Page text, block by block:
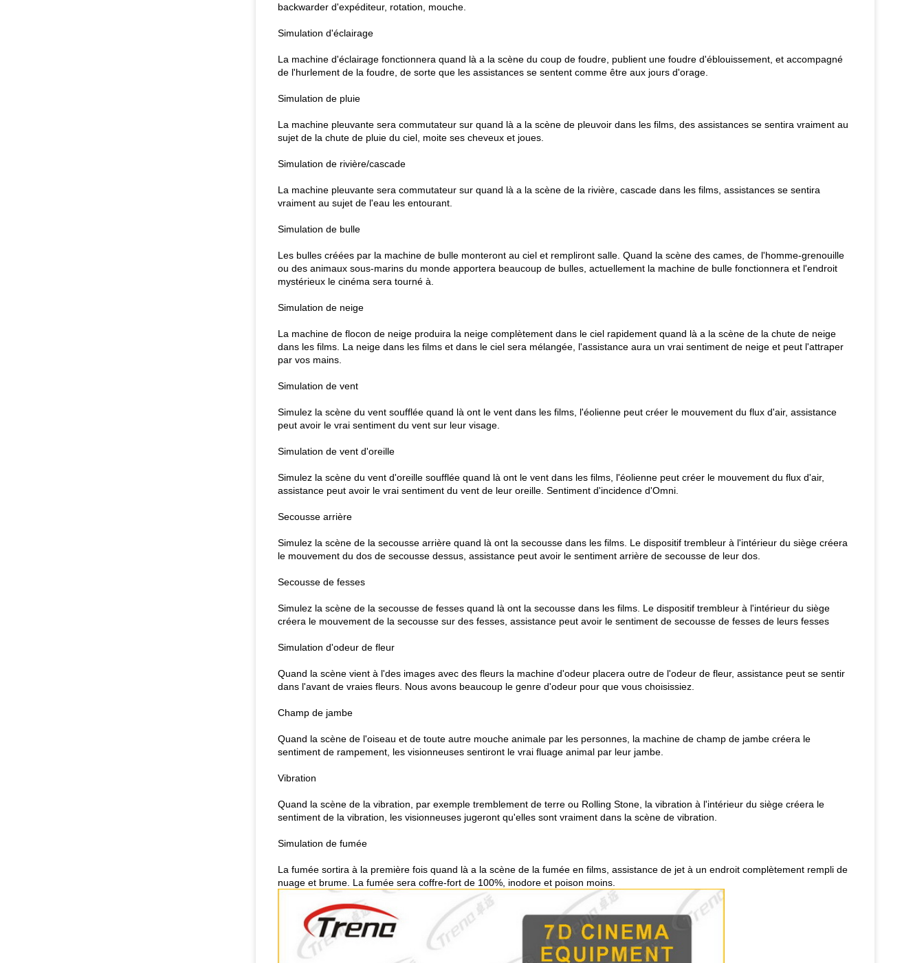
backwarder d'expéditeur, rotation, mouche.
Simulation d'éclairage
La machine d'éclairage fonctionnera quand là a la scène du coup de foudre, publient une foudre d'éblouissement, et accompagné
de l'hurlement de la foudre, de sorte que les assistances se sentent comme être aux jours d'orage.
Simulation de pluie
La machine pleuvante sera commutateur sur quand là a la scène de pleuvoir dans les films, des assistances se sentira vraiment au
sujet de la chute de pluie du ciel, moite ses cheveux et joues.
Simulation de rivière/cascade
La machine pleuvante sera commutateur sur quand là a la scène de la rivière, cascade dans les films, assistances se sentira
vraiment au sujet de l'eau les entourant.
Simulation de bulle
Les bulles créées par la machine de bulle monteront au ciel et rempliront salle. Quand la scène des cames, de l'homme-grenouille
ou des animaux sous-marins du monde apportera beaucoup de bulles, actuellement la machine de bulle fonctionnera et l'endroit
mystérieux le cinéma sera tourné à.
Simulation de neige
La machine de flocon de neige produira la neige complètement dans le ciel rapidement quand là a la scène de la chute de neige
dans les films. La neige dans les films et dans le ciel sera mélangée, l'assistance aura un vrai sentiment de neige et peut l'attraper
par vos mains.
Simulation de vent
Simulez la scène du vent soufflée quand là ont le vent dans les films, l'éolienne peut créer le mouvement du flux d'air, assistance
peut avoir le vrai sentiment du vent sur leur visage.
Simulation de vent d'oreille
Simulez la scène du vent d'oreille soufflée quand là ont le vent dans les films, l'éolienne peut créer le mouvement du flux d'air,
assistance peut avoir le vrai sentiment du vent de leur oreille. Sentiment d'incidence d'Omni.
Secousse arrière
Simulez la scène de la secousse arrière quand là ont la secousse dans les films. Le dispositif trembleur à l'intérieur du siège créera
le mouvement du dos de secousse dessus, assistance peut avoir le sentiment arrière de secousse de leur dos.
Secousse de fesses
Simulez la scène de la secousse de fesses quand là ont la secousse dans les films. Le dispositif trembleur à l'intérieur du siège
créera le mouvement de la secousse sur des fesses, assistance peut avoir le sentiment de secousse de fesses de leurs fesses
Simulation d'odeur de fleur
Quand la scène vient à l'des images avec des fleurs la machine d'odeur placera outre de l'odeur de fleur, assistance peut se sentir
dans l'avant de vraies fleurs. Nous avons beaucoup le genre d'odeur pour que vous choisissiez.
Champ de jambe
Quand la scène de l'oiseau et de toute autre mouche animale par les personnes, la machine de champ de jambe créera le
sentiment de rampement, les visionneuses sentiront le vrai fluage animal par leur jambe.
Vibration
Quand la scène de la vibration, par exemple tremblement de terre ou Rolling Stone, la vibration à l'intérieur du siège créera le
sentiment de la vibration, les visionneuses jugeront qu'elles sont vraiment dans la scène de vibration.
Simulation de fumée
La fumée sortira à la première fois quand là a la scène de la fumée en films, assistance de jet à un endroit complètement rempli de
nuage et brume. La fumée sera coffre-fort de 100%, inodore et poison moins.